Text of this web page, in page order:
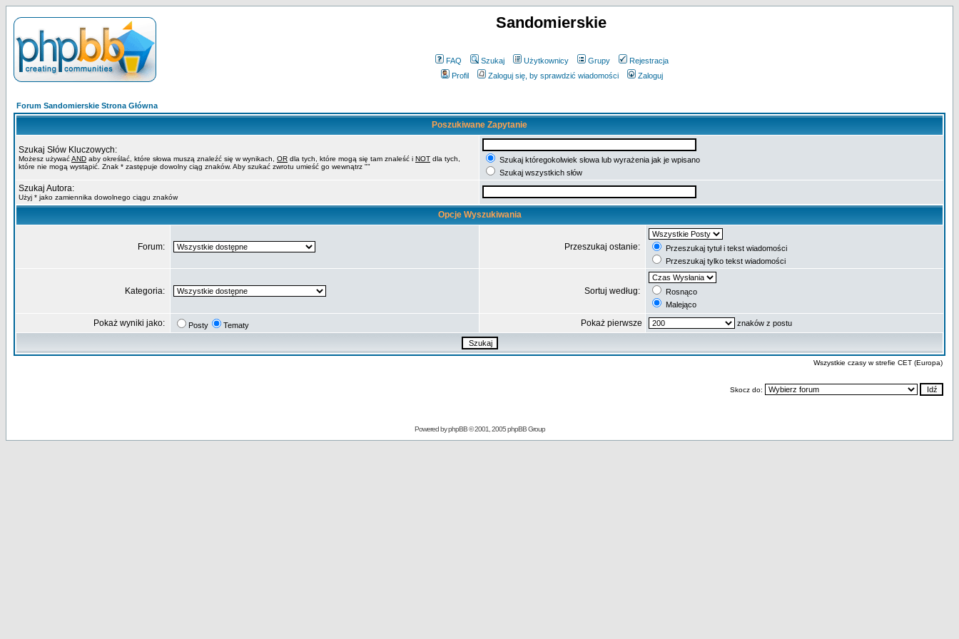
Sandomierskie
FAQ Szukaj Użytkownicy Grupy
Rejestracja
Profil
Zaloguj się, by sprawdzić wiadomości Zaloguj
Forum Sandomierskie Strona Główna
Poszukiwane Zapytanie
Szukaj Słów Kluczowych:
Możesz używaćAND aby określać, które słowa muszą znaleźć się w wynikach, OR dla tych, które mogą się tam znaleść i NOT dla tych,
które nie mogą wystąpić. Znak * zastępuje dowolny ciąg znaków. Aby szukać zwrotu umieść go wewnątrz ""
Szukaj któregokolwiek słowa lub wyrażenia jak je wpisano
Szukaj wszystkich słów
Szukaj Autora:
Użyj * jako zamiennika dowolnego ciągu znaków
Opcje Wyszukiwania
Forum: Przeszukaj ostanie:
Przeszukaj tytuł i tekst wiadomości
Przeszukaj tylko tekst wiadomości
Kategoria: Sortuj według:
Rosnąco
Malejąco
Pokaż wyniki jako: Posty Tematy Pokaż pierwsze znaków z postu
Wszystkie czasy w strefie CET (Europa)
Skocz do:
Powered byphpBB© 2001, 2005 phpBB Group